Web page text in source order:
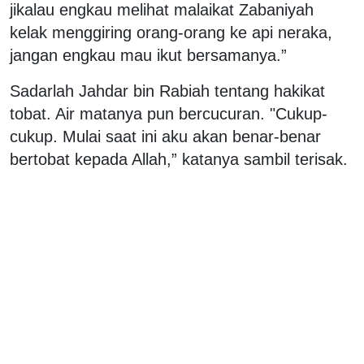
jikalau engkau melihat malaikat Zabaniyah
kelak menggiring orang-orang ke api neraka,
jangan engkau mau ikut bersamanya.”
Sadarlah Jahdar bin Rabiah tentang hakikat
tobat. Air matanya pun bercucuran. "Cukup-
cukup. Mulai saat ini aku akan benar-benar
bertobat kepada Allah,” katanya sambil terisak.